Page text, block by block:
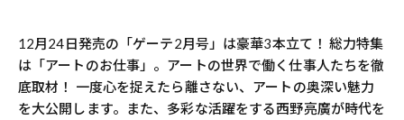
12月24日発売の「ゲーテ2月号」は豪華3本立て！ 総力特集
は「アートのお仕事」。アートの世界で働く仕事人たちを徹
底取材！ 一度心を捉えたら離さない、アートの奥深い魅力
を大公開します。また、多彩な活躍をする西野亮廣が時代を